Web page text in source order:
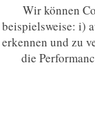
Wir können
beispielsweise: i)
erkennen und zu
die